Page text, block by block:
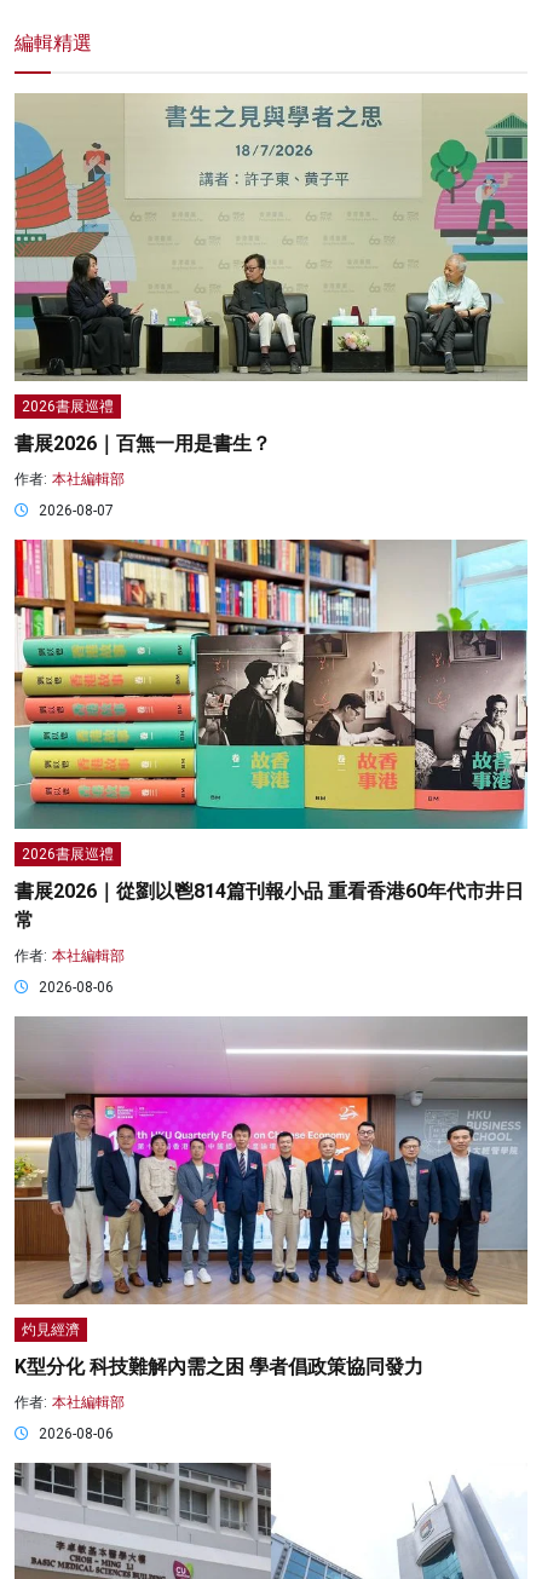
編輯精選
2026書展巡禮
書展2026｜百無一用是書生？
作者: 本社編輯部
2026-08-07
2026書展巡禮
書展2026｜從劉以鬯814篇刊報小品 重看香港60年代市井日
常
作者: 本社編輯部
2026-08-06
灼見經濟
K型分化 科技難解內需之困 學者倡政策協同發力
作者: 本社編輯部
2026-08-06